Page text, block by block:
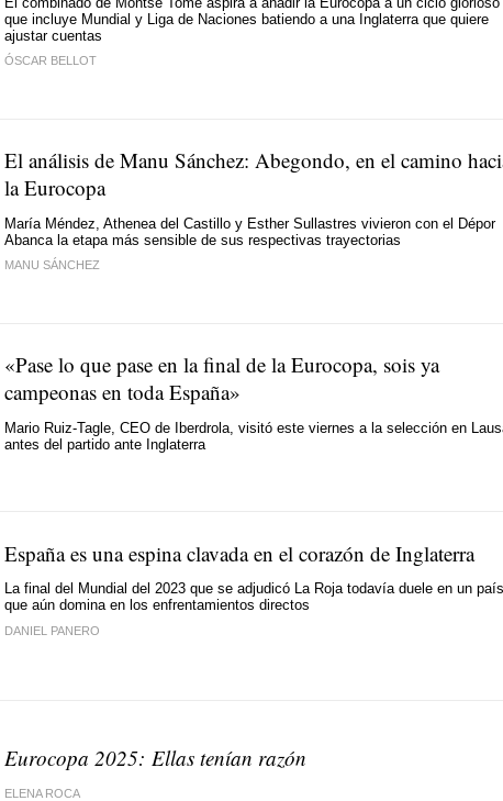
que incluye Mundial y Liga de Naciones batiendo a una Inglaterra que quiere
ajustar cuentas
ÓSCAR BELLOT
El análisis de Manu Sánchez: Abegondo, en el camino
la Eurocopa
María Méndez, Athenea del Castillo y Esther Sullastres vivieron con el Dépor
Abanca la etapa más sensible de sus respectivas trayectorias
MANU SÁNCHEZ
«Pase lo que pase en la final de la Eurocopa, sois ya
campeonas en toda España»
Mario Ruiz-Tagle, CEO de Iberdrola, visitó este viernes a la selección en
antes del partido ante Inglaterra
España es una espina clavada en el corazón de Inglaterra
La final del Mundial del 2023 que se adjudicó La Roja todavía duele en un país
que aún domina en los enfrentamientos directos
DANIEL PANERO
Eurocopa 2025: Ellas tenían razón
ELENA ROCA